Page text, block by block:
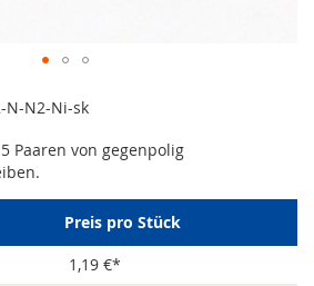
N-N2-Ni-sk
Paaren von gegenpolig
Preis pro Stück
1,19 €*